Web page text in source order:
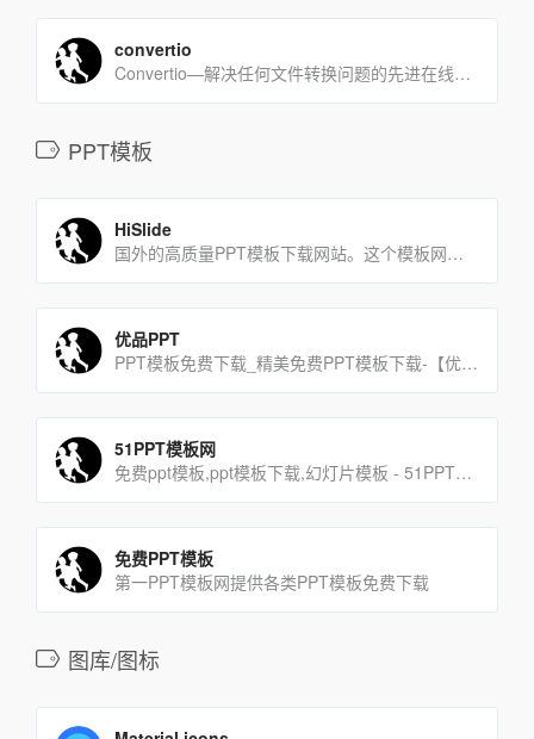
convertio
Convertio—解决任何文件转换问题的先进在线工具。
PPT模板
HiSlide
国外的高质量PPT模板下载网站。这个模板网站数量多，质量高，而且每周都会更新。
优品PPT
PPT模板免费下载_精美免费PPT模板下载-【优品PPT】
51PPT模板网
免费ppt模板,ppt模板下载,幻灯片模板 - 51PPT模板网
免费PPT模板
第一PPT模板网提供各类PPT模板免费下载
图库/图标